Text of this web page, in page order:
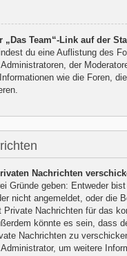
„Das Team“-Link auf der
du eine Auflistung des
der
wie die Foren,
Nachrichten
Gründe geben: Entweder
nicht angemeldet, oder die
Private Nachrichten für das
könnte es sein, dass
Nachrichten zu
um weitere